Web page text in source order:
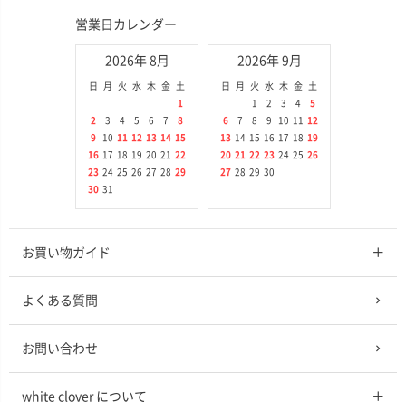
営業日カレンダー
2026年 8月
日 月 火 水 木 金
土
1
2
3 4 5 6 7
8
9
10 11 12 13 14 15
16 17 18 19 20 21
22
23 24 25 26 27 28 29
30 31
2026年 9月
日 月 火 水 木 金
土
1
2 3 4
5
6
7 8 9 10 11
12
13 14 15 16 17 18 19
20 21 22 23 24 25 26
27 28 29 30
お買い物ガイド
よくある質問
お問い合わせ
white clover について